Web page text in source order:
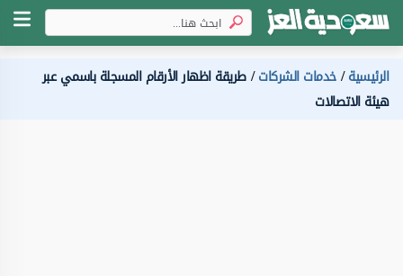
الرئيسية خدمات الشركات طريقة اظهار الأرقام المسجلة باسمي عبر
هيئة الاتصالات